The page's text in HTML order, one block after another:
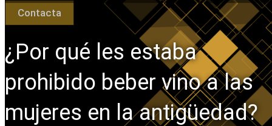
Contacta
¿Por qué les estaba
prohibido beber vino a las
mujeres en la antigüedad?